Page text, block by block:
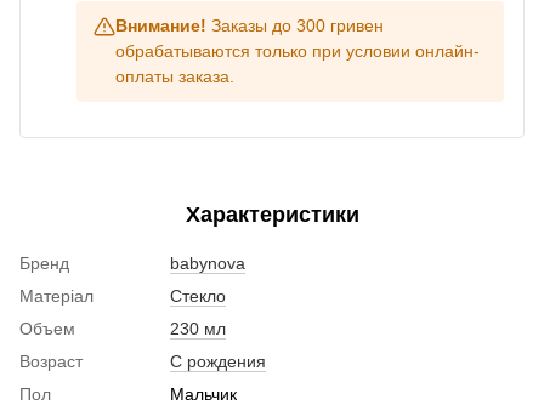
Внимание! Заказы до 300 гривен
обрабатываются только при условии онлайн-
оплаты заказа.
Характеристики
Бренд
babynova
Матеріал
Стекло
Объем
230 мл
Возраст
С рождения
Пол
Мальчик